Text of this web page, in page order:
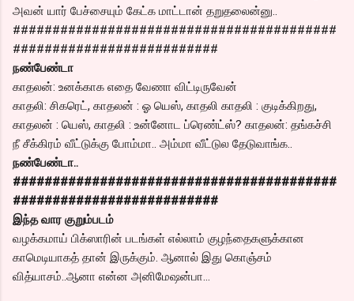
அவன் யார் பேச்சையும் கேட்க மாட்டான் தறுதலைன்னு..
#########################################
##########################
நண்பேண்டா
காதலன்: உனக்காக எதை வேணா விட்டிருவேன்
காதலி: சிகரெட், காதலன் : ஓ யெஸ், காதலி காதலி : குடிக்கிறது,
காதலன் : யெஸ், காதலி : உன்னோட ப்ரெண்ட்ஸ்? காதலன்: தங்கச்சி
நீ சீக்கிரம் வீட்டுக்கு போம்மா.. அம்மா வீட்டுல தேடுவாங்க..
நண்பேண்டா..
#########################################
##########################
இந்த வார குறும்படம்
வழக்கமாய் பிக்ஸாரின் படங்கள் எல்லாம் குழந்தைகளுக்கான
காமெடியாகத் தான் இருக்கும். ஆனால் இது கொஞ்சம்
வித்யாசம்..ஆனா என்ன அனிமேஷன்பா…